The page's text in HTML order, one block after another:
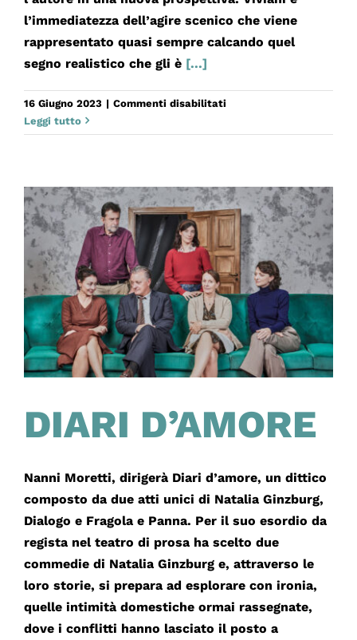
l’immediatezza dell’agire scenico che viene
rappresentato quasi sempre calcando quel
segno realistico che gli è [...]
16 Giugno 2023 | Commenti disabilitatisu
VIVIANI
Leggi tutto
DIARI D’AMORE
Nanni Moretti, dirigerà Diari d’amore, un dittico
composto da due atti unici di Natalia Ginzburg,
Dialogo e Fragola e Panna. Per il suo esordio da
regista nel teatro di prosa ha scelto due
commedie di Natalia Ginzburg e, attraverso le
loro storie, si prepara ad esplorare con ironia,
quelle intimità domestiche ormai rassegnate,
dove i conflitti hanno lasciato il posto a